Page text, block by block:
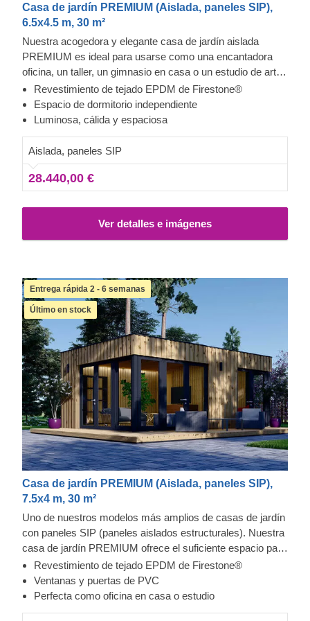
Casa de jardín PREMIUM (Aislada, paneles SIP),
6.5x4.5 m, 30 m²
Nuestra acogedora y elegante casa de jardín aislada
PREMIUM es ideal para usarse como una encantadora
oficina, un taller, un gimnasio en casa o un estudio de arte.
Gracias tanto a sus grandes ventanales y puertas de PVC
como al aislamiento de los paneles SIP, esta casa de
jardín no solo es excepcionalmente luminosa y moderna,
térmico extremadamente altas.
Revestimiento de tejado EPDM de Firestone®
Espacio de dormitorio independiente
Luminosa, cálida y espaciosa
Aislada, paneles SIP
28.440,00 €
Ver detalles e imágenes
Entrega rápida 2 - 6 semanas
Último en stock
Casa de jardín PREMIUM (Aislada, paneles SIP),
7.5x4 m, 30 m²
Uno de nuestros modelos más amplios de casas de jardín
con paneles SIP (paneles aislados estructurales). Nuestra
casa de jardín PREMIUM ofrece el suficiente espacio para
trabajar, hacer ejercicio o para dedicarle tiempo a su
hobby... ¡o por qué no! ¡podría hacer todo esto en un solo
lugar! Su robusta construcción contemporánea,
Revestimiento de tejado EPDM de Firestone®
Ventanas y puertas de PVC
Perfecta como oficina en casa o estudio